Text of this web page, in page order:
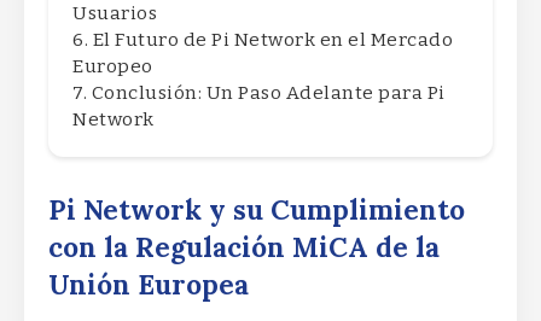
Usuarios
El Futuro de Pi Network en el Mercado
Europeo
Conclusión: Un Paso Adelante para Pi
Network
Pi Network y su Cumplimiento
con la Regulación MiCA de la
Unión Europea